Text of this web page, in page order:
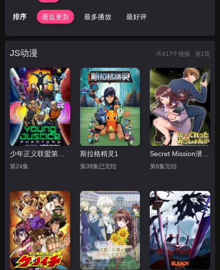
排序 最近更新 最多播放 最好评
JS动漫 共417个视频 · 第1页
少年正义联盟第四季
第24集
斯拉格精灵1
第39集已完结
Secret Mission潜入捜査官绝对不会输
第8集完结